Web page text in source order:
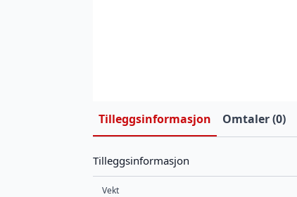
Tilleggsinformasjon Omtaler (0)
Tilleggsinformasjon
Vekt